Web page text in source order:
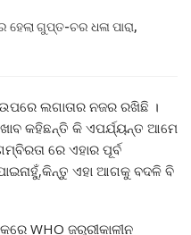
ଗୁପ୍ତ-ଚର ଧଳା ପାରା,
ଲଗାତାର ନଜର ରଖିଛି ।
କହିଛନ୍ତି କି ଏପର୍ଯ୍ୟନ୍ତ ଆମେ
ରେ ଏହାର ପୂର୍ବ
ଏହା ଆଗକୁ ବଦଳି ବି
WHO ଜରୁରୀକାଳୀନ